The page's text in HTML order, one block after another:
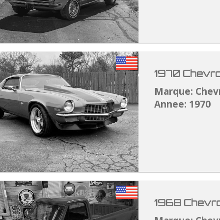
1970
Marque:
Annee: 1970
1968